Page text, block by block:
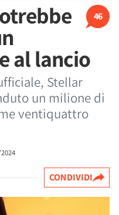
46
al lancio
Stellar
un milione di
ventiquattro
CONDIVIDI